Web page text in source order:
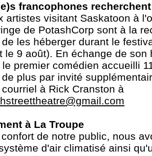
francophones
artistes visitant Saskatoon à
de PotashCorp sont à la
les héberger durant le
le 9 août). En échange de son
premier comédien accueilli
plus par invité
à Rick Cranston à
à La Troupe
de notre public, nous
d'air climatisé ainsi